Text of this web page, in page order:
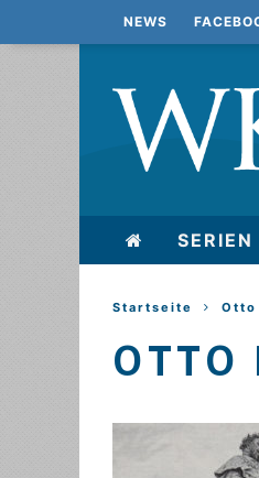
NEWS
SERIEN
Startseite Otto
OTTO